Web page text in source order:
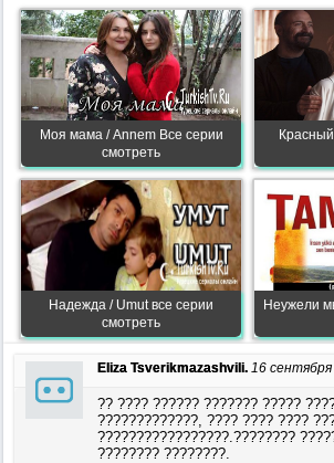
Моя мама / Annem Все серии
смотреть
Надежда / Umut все серии
смотреть
Неужели
Eliza Tsverikmazashvili. 16
?? ???? ?????? ??????? ?????
?????????????, ???? ???? ????
?????????????????.????????
???????? ????????.